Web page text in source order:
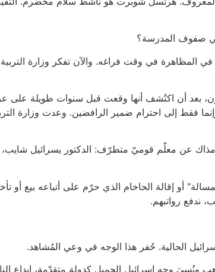
في صفوف المدرسة؟
في وقت فراغه. والآن تفكر وزارة
بعد أن اكتُشف أنها وقعت قبل سنوات طويلة
فقط إلى احترام ضمير الرافضين. وعدت وزارة
يومذاك عن معلّم قوميّ متطرّف: الدكتور يسرائيل
أو إقالة الحاخام الذي حرّم على أتباعه بيع أو
ندفع رواتبهم.
الحالية. حُفر هذا الوجه في وعي المُشاهد.
ذهب ونُسيَ وجه إسرائيل الجميل كدولة متقدّمة، إبداع